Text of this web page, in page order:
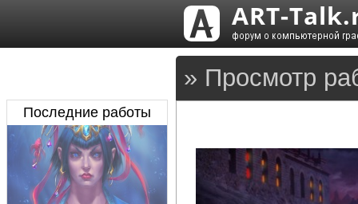
» Просмотр
Последние работы